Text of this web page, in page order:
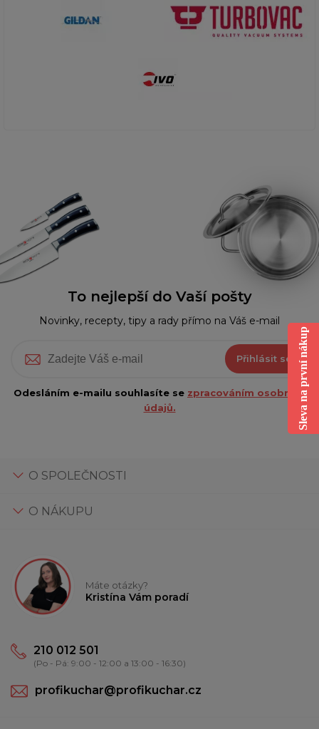
To nejlepší do Vaší pošty
Novinky, recepty, tipy a rady přímo na Váš e-mail
Přihlásit se
Odesláním e-mailu souhlasíte se zpracováním osobních
údajů.
O SPOLEČNOSTI
O NÁKUPU
Máte otázky?
Kristína Vám poradí
210 012 501
(Po - Pá: 9:00 - 12:00 a 13:00 - 16:30)
profikuchar@profikuchar.cz
Sleva na první nákup